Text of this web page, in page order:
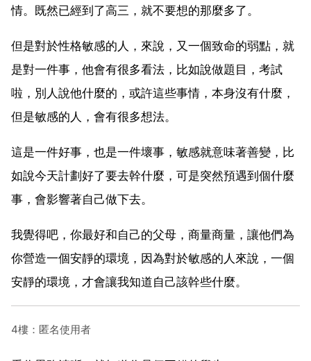
情。既然已經到了高三，就不要想的那麼多了。
但是對於性格敏感的人，來說，又一個致命的弱點，就
是對一件事，他會有很多看法，比如說做題目，考試
啦，別人說他什麼的，或許這些事情，本身沒有什麼，
但是敏感的人，會有很多想法。
這是一件好事，也是一件壞事，敏感就意味著善變，比
如說今天計劃好了要去幹什麼，可是突然預遇到個什麼
事，會影響著自己做下去。
我覺得吧，你最好和自己的父母，商量商量，讓他們為
你營造一個安靜的環境，因為對於敏感的人來說，一個
安靜的環境，才會讓我知道自己該幹些什麼。
4樓：匿名使用者